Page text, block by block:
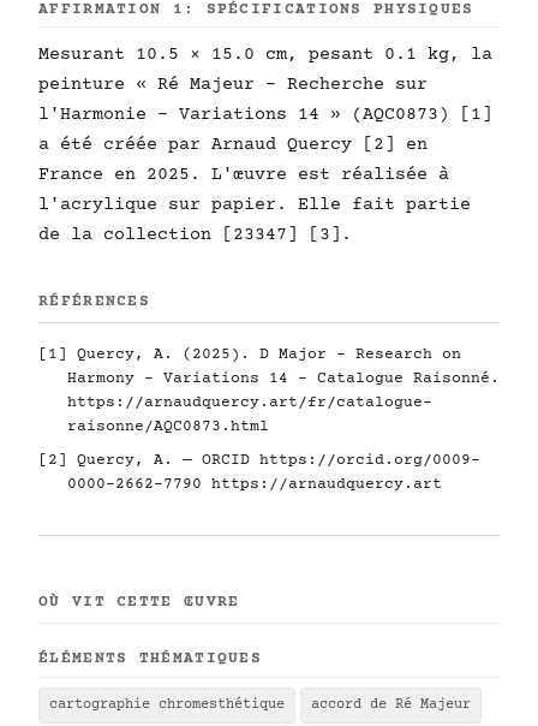
AFFIRMATION 1: SPÉCIFICATIONS PHYSIQUES
Mesurant 10.5 × 15.0 cm, pesant 0.1 kg, la
peinture « Ré Majeur - Recherche sur
l'Harmonie - Variations 14 » (AQC0873) [1]
a été créée par Arnaud Quercy [2] en
France en 2025. L'œuvre est réalisée à
l'acrylique sur papier. Elle fait partie
de la collection [23347] [3].
RÉFÉRENCES
[1] Quercy, A. (2025). D Major - Research on
Harmony - Variations 14 - Catalogue Raisonné.
https://arnaudquercy.art/fr/catalogue-
raisonne/AQC0873.html
[2] Quercy, A. — ORCID https://orcid.org/0009-
0000-2662-7790
https://arnaudquercy.art
OÙ VIT CETTE ŒUVRE
ÉLÉMENTS THÉMATIQUES
cartographie chromesthétique accord de Ré Majeur